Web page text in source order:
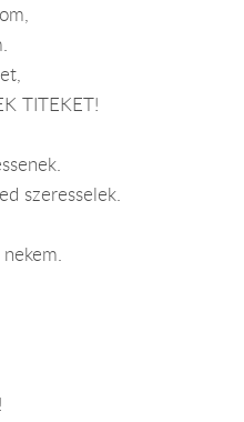
TITEKET!
szeresselek.